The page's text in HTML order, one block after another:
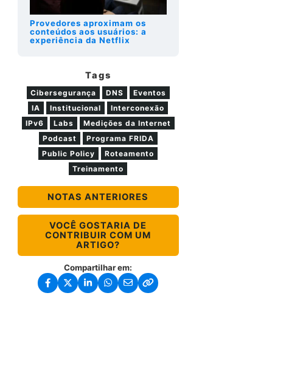
Provedores aproximam os
conteúdos aos usuários: a
experiência da Netflix
Tags
Cibersegurança DNS
Eventos
IA
Institucional
Interconexão
IPv6
Labs
Medições da Internet
Podcast
Programa FRIDA
Public Policy
Roteamento
Treinamento
NOTAS ANTERIORES
VOCÊ GOSTARIA DE
CONTRIBUIR COM UM
ARTIGO?
Compartilhar em: